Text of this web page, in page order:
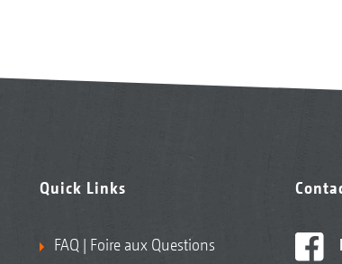
Quick Links
FAQ | Foire aux Questions